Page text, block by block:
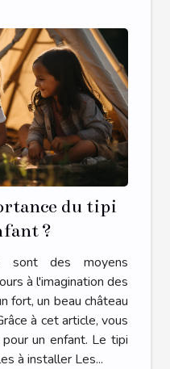
du tipi
?
sont des moyens
à l'imagination des
fort, un beau château
à cet article, vous
un enfant. Le tipi
à installer Les...